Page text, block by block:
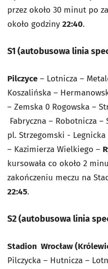
przez około 30 minut po
około godziny 22:40.
S1 (autobusowa linia
Pilczyce – Lotnicza –
Koszalińska –
– Zemska 0 Rogowska –
Fabryczna – Robotnicza
pl. Strzegomski - Legnicka
– Kazimierza Wielkiego –
kursowała co około 2
zakończeniu meczu na
22:45.
S2(autobusowa linia
Stadion Wrocław
Pilczycka – Hutnicza –